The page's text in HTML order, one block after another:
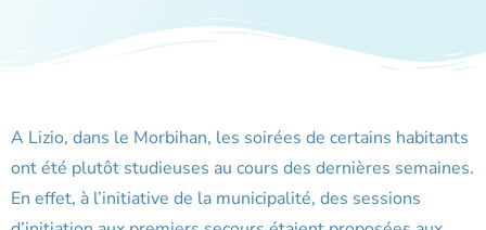
A Lizio, dans le Morbihan, les soirées de certains habitants
ont été plutôt studieuses au cours des dernières semaines.
En effet, à l’initiative de la municipalité, des sessions